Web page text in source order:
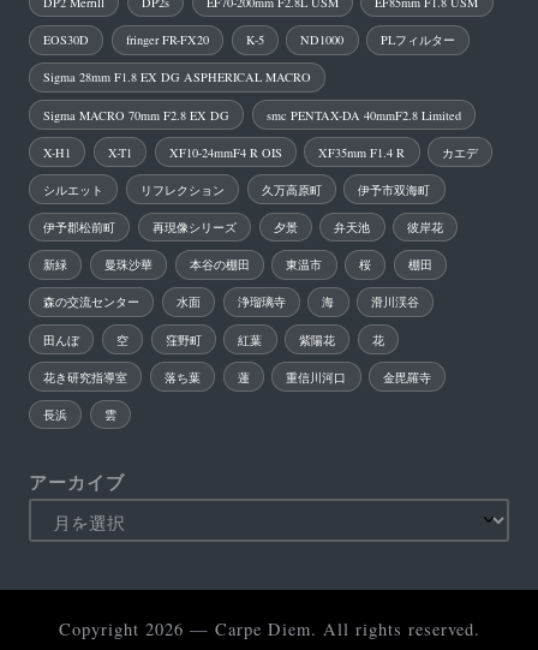
EOS30D fringer FR-FX20 K-5 ND1000 PLフィルター
Sigma 28mm F1.8 EX DG ASPHERICAL MACRO
Sigma MACRO 70mm F2.8 EX DG smc PENTAX-DA 40mmF2.8 Limited
X-H1 X-T1 XF10-24mmF4 R OIS XF35mm F1.4 R カエデ
シルエット リフレクション 久万高原町 伊予市双海町
伊予郡松前町 再現像シリーズ 夕景 弁天池 彼岸花
新緑 曼珠沙華 本谷の棚田 東温市 桜 棚田
森の交流センター 水面 浄瑠璃寺 海 滑川渓谷
田んぼ 空 窪野町 紅葉 紫陽花 花
花き研究指導室 落ち葉 蓮 重信川河口 金毘羅寺
長浜 雲
アーカイブ
Copyright 2026 — Carpe Diem. All rights reserved.